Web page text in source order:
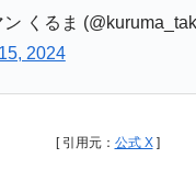
くるま
2024
[ 引用元： 公式 X]